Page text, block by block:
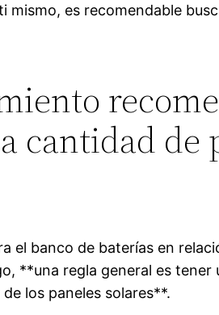
es recomendable
cantidad de
el banco de baterías en
**una regla general es tener
los paneles solares**.